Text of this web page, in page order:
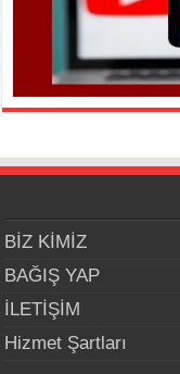
BİZ KİMİZ
BAĞIŞ YAP
İLETİŞİM
Hizmet Şartları